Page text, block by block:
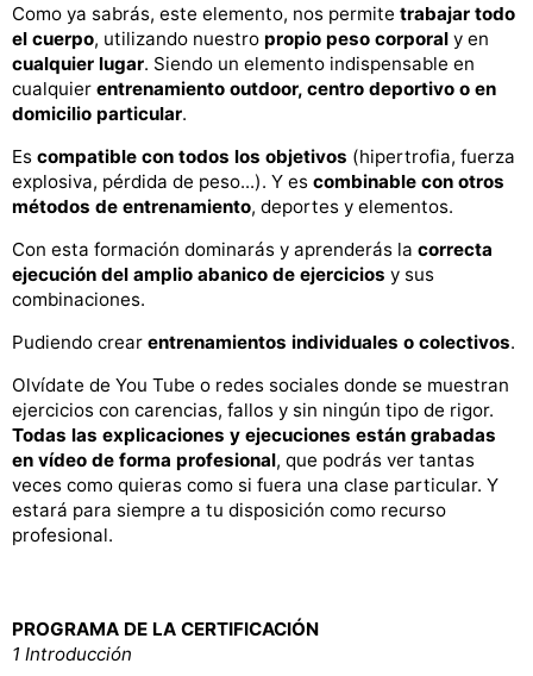
Como ya sabrás, este elemento, nos permite trabajar todo
el cuerpo, utilizando nuestro propio peso corporal y en
cualquier lugar. Siendo un elemento indispensable en
cualquier entrenamiento outdoor, centro deportivo o en
domicilio particular.
Es compatible con todos los objetivos (hipertrofia, fuerza
explosiva, pérdida de peso...). Y es combinable con otros
métodos de entrenamiento, deportes y elementos.
Con esta formación dominarás y aprenderás la correcta
ejecución del amplio abanico de ejercicios y sus
combinaciones.
Pudiendo crear entrenamientos individuales o colectivos.
Olvídate de You Tube o redes sociales donde se muestran
ejercicios con carencias, fallos y sin ningún tipo de rigor.
Todas las explicaciones y ejecuciones están grabadas
en vídeo de forma profesional, que podrás ver tantas
veces como quieras como si fuera una clase particular. Y
estará para siempre a tu disposición como recurso
profesional.
PROGRAMA DE LA CERTIFICACIÓN
1 Introducción